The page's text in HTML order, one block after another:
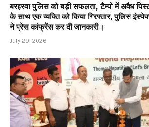
बरहरवा पुलिस को बड़ी सफलता, टैम्पो में अवैध
के साथ एक व्यक्ति को किया गिरफ्तार, पुलिस
ने प्रेस कांफ्रेंस कर दी जानकारी।
July 29, 2026